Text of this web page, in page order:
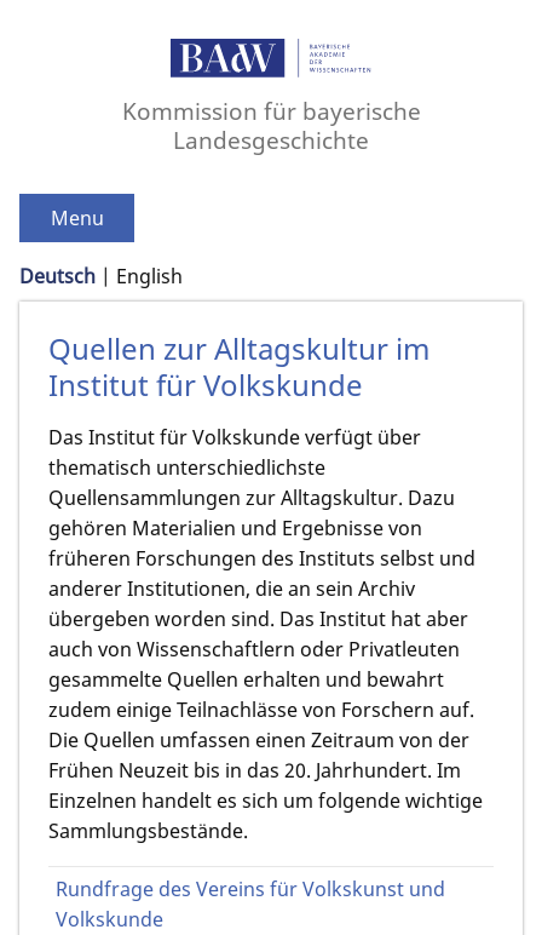
Kommission für bayerische
Landesgeschichte
Menu
Deutsch English
Quellen zur Alltagskultur im
Institut für Volkskunde
Das Institut für Volkskunde verfügt über
thematisch unterschiedlichste
Quellensammlungen zur Alltagskultur. Dazu
gehören Materialien und Ergebnisse von
früheren Forschungen des Instituts selbst und
anderer Institutionen, die an sein Archiv
übergeben worden sind. Das Institut hat aber
auch von Wissenschaftlern oder Privatleuten
gesammelte Quellen erhalten und bewahrt
zudem einige Teilnachlässe von Forschern auf.
Die Quellen umfassen einen Zeitraum von der
Frühen Neuzeit bis in das 20. Jahrhundert. Im
Einzelnen handelt es sich um folgende wichtige
Sammlungsbestände.
Rundfrage des Vereins für Volkskunst und
Volkskunde